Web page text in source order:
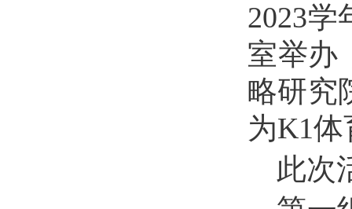
2023
室举办
略研究
为K1
此次